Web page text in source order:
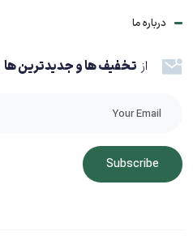
درباره ما
از تخفیف ها و جدیدترین ها
Subscribe